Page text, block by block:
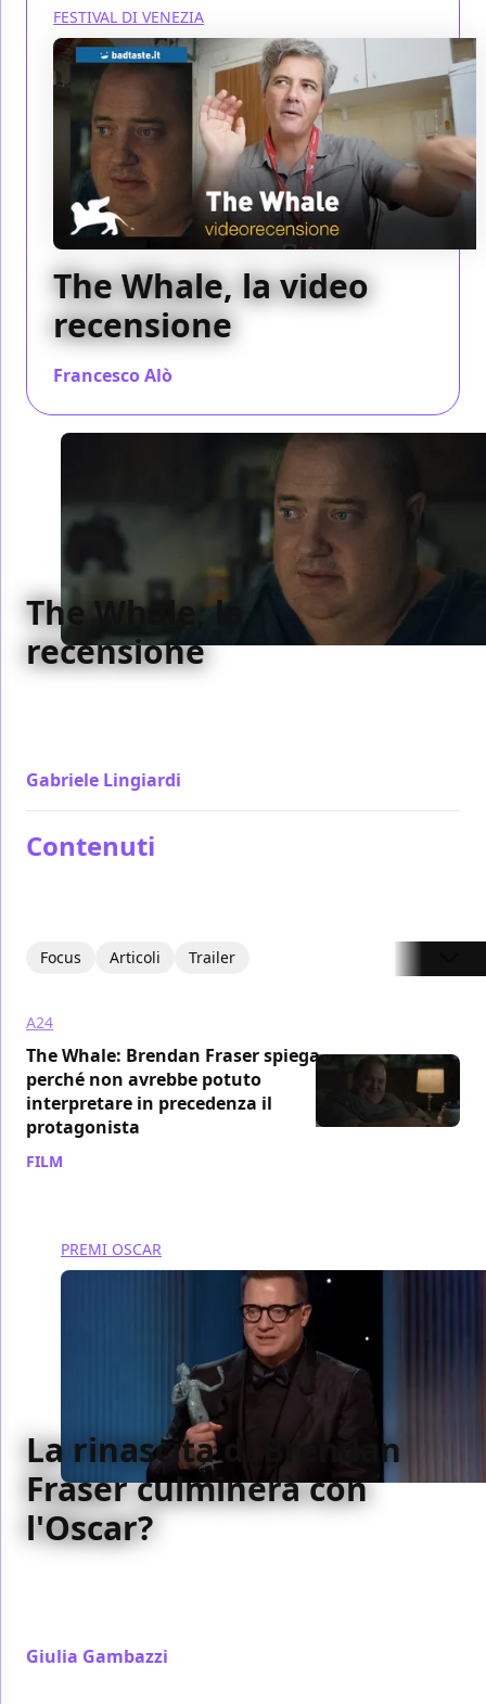
FESTIVAL DI VENEZIA
The Whale, la video
recensione
Francesco Alò
The Whale, la
recensione
Gabriele Lingiardi
Contenuti
Focus Articoli Trailer
A24
The Whale: Brendan Fraser spiega
perché non avrebbe potuto
interpretare in precedenza il
protagonista
FILM
PREMI OSCAR
La rinascita di Brendan
Fraser culminerà con
l'Oscar?
Giulia Gambazzi